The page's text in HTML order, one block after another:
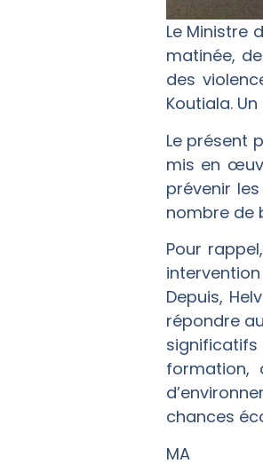
Le Ministre
matinée,
des
Koutiala.
Le présent
mis en
prévenir
nombre de
Pour
Depuis,
répondre
formation,
chances
MA